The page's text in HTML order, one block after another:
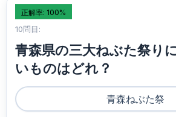
正解率: 100%
10問目:
青森県の三大ねぶた祭り
いものはどれ？
青森ねぶた祭